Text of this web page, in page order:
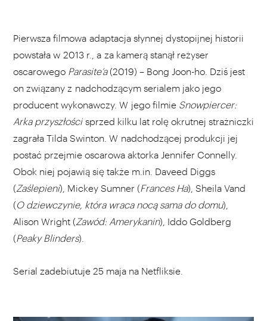
Pierwsza filmowa adaptacja słynnej dystopijnej historii
powstała w 2013 r., a za kamerą stanął reżyser
oscarowego Parasite’a(2019) – Bong Joon-ho. Dziś jest
on związany z nadchodzącym serialem jako jego
producent wykonawczy. W jego filmie Snowpiercer:
Arka przyszłości sprzed kilku lat rolę okrutnej strażniczki
zagrała Tilda Swinton. W nadchodzącej produkcji jej
postać przejmie oscarowa aktorka Jennifer Connelly.
Obok niej pojawią się także m.in. Daveed Diggs
(Zaślepieni), Mickey Sumner (Frances Ha), Sheila Vand
(O dziewczynie, która wraca nocą sama do domu),
Alison Wright (Zawód: Amerykanin), Iddo Goldberg
(Peaky Blinders).
Serial zadebiutuje 25 maja na Netfliksie.